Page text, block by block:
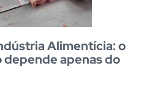
Alimentícia: o
apenas do